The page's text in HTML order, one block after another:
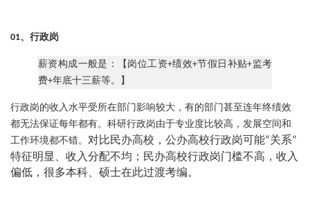
01、 行政岗
薪资构成一般是 ：
【岗位工资+绩效+节假日补贴+监考
费+年底十三薪等。】
行政岗的收入水平受所在部门影响较大，有的部门甚至连年终绩效
都无法保证每年都有。 科研行政岗由于专业度比较高，发展空间和
工作环境都不错。 对比民办高校，公办高校行政岗可能“关系”
特征明显、收入分配不均；民办高校行政岗门槛不高，收入
偏低，很多本科、硕士在此过渡考编。